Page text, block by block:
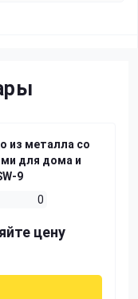
из металла со
для дома и
9
0
цену